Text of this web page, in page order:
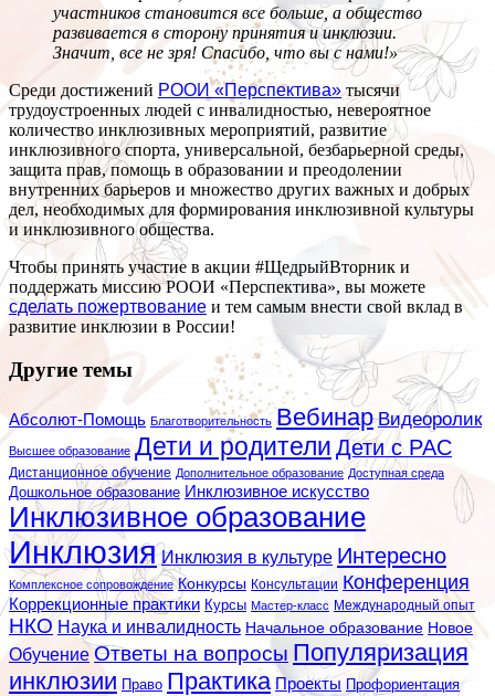
участников становится все больше, а общество
развивается в сторону принятия и инклюзии.
Значит, все не зря! Спасибо, что вы с нами!»
Среди достижений РООИ «Перспектива»тысячи
трудоустроенных людей с инвалидностью, невероятное
количество инклюзивных мероприятий, развитие
инклюзивного спорта, универсальной, безбарьерной среды,
защита прав, помощь в образовании и преодолении
внутренних барьеров и множество других важных и добрых
дел, необходимых для формирования инклюзивной культуры
и инклюзивного общества.
Чтобы принять участие в акции #ЩедрыйВторник и
поддержать миссию РООИ «Перспектива», вы можете
сделать пожертвование и тем самым внести свой вклад в
развитие инклюзии в России!
Другие темы
Абсолют-Помощь Благотворительность Вебинар Видеоролик
Высшее образование Дети и родители Дети с РАС
Дистанционное обучение Дополнительное образование Доступная среда
Дошкольное образование Инклюзивное искусство
Инклюзивное образование
Инклюзия Инклюзия в культуре Интересно
Комплексное сопровождение Конкурсы Консультации Конференция
Коррекционные практики Курсы Мастер-класс Международный опыт
НКО Наука и инвалидность Начальное образование Новое
Обучение Ответы на вопросы Популяризация
инклюзии Право Практика Проекты Профориентация